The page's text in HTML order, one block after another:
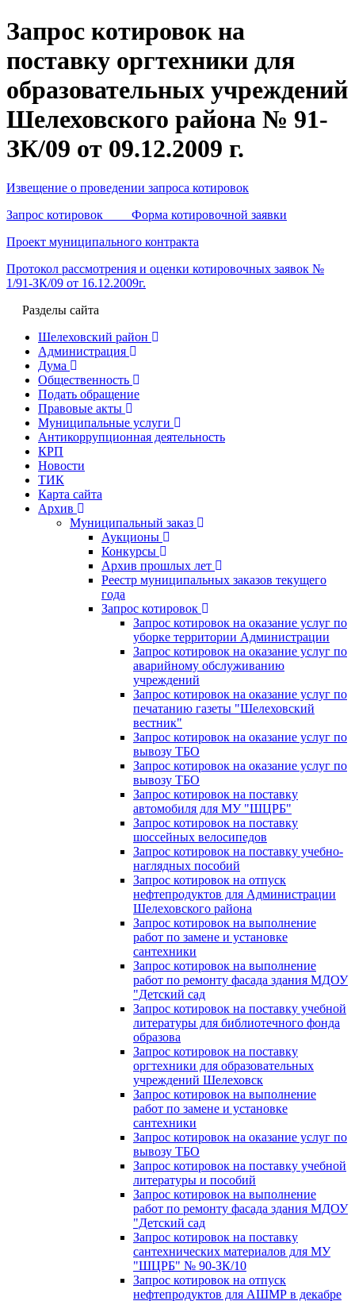
Запрос котировок на
поставку оргтехники для
образовательных учреждений
Шелеховского района № 91-
ЗК/09 от 09.12.2009 г.
Извещение о проведении запроса котировок
Запрос котировок Форма котировочной заявки
Проект муниципального контракта
Протокол рассмотрения и оценки котировочных заявок №
1/91-ЗК/09 от 16.12.2009г.
Разделы сайта
Шелеховский район
Администрация
Дума
Общественность
Подать обращение
Правовые акты
Муниципальные услуги
Антикоррупционная деятельность
КРП
Новости
ТИК
Карта сайта
Архив
Муниципальный заказ
Аукционы
Конкурсы
Архив прошлых лет
Реестр муниципальных заказов текущего
года
Запрос котировок
Запрос котировок на оказание услуг по
уборке территории Администрации
Запрос котировок на оказание услуг по
аварийному обслуживанию
учреждений
Запрос котировок на оказание услуг по
печатанию газеты "Шелеховский
вестник"
Запрос котировок на оказание услуг по
вывозу ТБО
Запрос котировок на оказание услуг по
вывозу ТБО
Запрос котировок на поставку
автомобиля для МУ "ШЦРБ"
Запрос котировок на поставку
шоссейных велосипедов
Запрос котировок на поставку учебно-
наглядных пособий
Запрос котировок на отпуск
нефтепродуктов для Администрации
Шелеховского района
Запрос котировок на выполнение
работ по замене и установке
сантехники
Запрос котировок на выполнение
работ по ремонту фасада здания МДОУ
"Детский сад
Запрос котировок на поставку учебной
литературы для библиотечного фонда
образова
Запрос котировок на поставку
оргтехники для образовательных
учреждений Шелеховск
Запрос котировок на выполнение
работ по замене и установке
сантехники
Запрос котировок на оказание услуг по
вывозу ТБО
Запрос котировок на поставку учебной
литературы и пособий
Запрос котировок на выполнение
работ по ремонту фасада здания МДОУ
"Детский сад
Запрос котировок на поставку
сантехнических материалов для МУ
"ШЦРБ" № 90-ЗК/10
Запрос котировок на отпуск
нефтепродуктов для АШМР в декабре